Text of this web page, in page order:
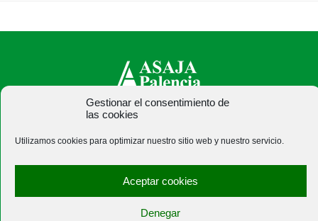
Gestionar el consentimiento de
las cookies
Utilizamos cookies para optimizar nuestro sitio web y nuestro servicio.
Aceptar cookies
Denegar
ASAJA Palencia - Jóvenes Agricultores
C/ Felipe Prieto, 8. Pza. Bigar Centro - 34001 Palencia -
asajapalencia@asajapalencia.com